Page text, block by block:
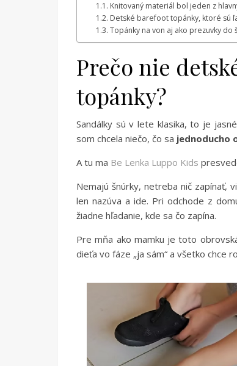
Knitovaný materiál bol jeden z
Detské barefoot topánky, ktoré sú
Topánky na von aj ako prezuvky do
Prečo nie
topánky?
Sandálky sú v lete klasika, to je
som chcela niečo, čo sa jednoducho
A tu ma Be Lenka Luppo Kids
Nemajú šnúrky, netreba nič zapínať,
len nazúva a ide. Pri odchode z
žiadne hľadanie, kde sa čo zapína.
Pre mňa ako mamku je toto
dieťa vo fáze „ja sám“ a všetko chce